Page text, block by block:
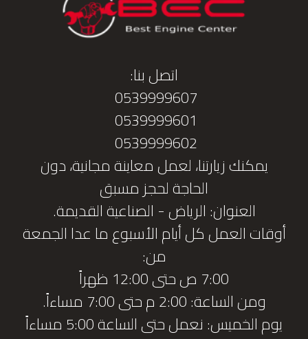
اتصل بنا:
0539999607
0539999601
0539999602
يمكنك زيارتنا، لعمل معاينة مجانية، دون
الحاجة لحجز مسبق
العنوان: الرياض - الصناعية القديمة.
أوقات العمل كل أيام الأسبوع ما عدا الجمعة
من:
7:00 ص حتى 12:00 ظهراً
ومن الساعة: 2:00 م حتى 7:00 مساءاً.
يوم الخميس: نعمل حتى الساعة 5:00 مساءاً